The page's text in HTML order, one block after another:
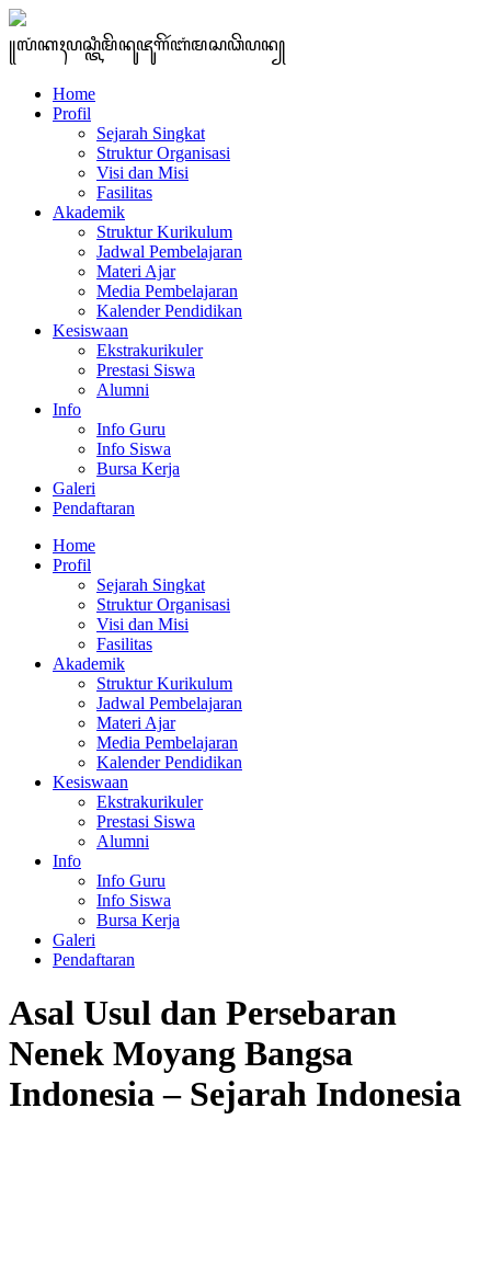
꧋ꦭꦁꦏꦃꦥꦱ꧀ꦠꦶꦩꦼꦤꦸꦗꦸꦒꦼꦂꦧꦁꦩꦱꦣꦼꦥꦤ꧀
Home
Profil
Sejarah Singkat
Struktur Organisasi
Visi dan Misi
Fasilitas
Akademik
Struktur Kurikulum
Jadwal Pembelajaran
Materi Ajar
Media Pembelajaran
Kalender Pendidikan
Kesiswaan
Ekstrakurikuler
Prestasi Siswa
Alumni
Info
Info Guru
Info Siswa
Bursa Kerja
Galeri
Pendaftaran
Home
Profil
Sejarah Singkat
Struktur Organisasi
Visi dan Misi
Fasilitas
Akademik
Struktur Kurikulum
Jadwal Pembelajaran
Materi Ajar
Media Pembelajaran
Kalender Pendidikan
Kesiswaan
Ekstrakurikuler
Prestasi Siswa
Alumni
Info
Info Guru
Info Siswa
Bursa Kerja
Galeri
Pendaftaran
Asal Usul dan Persebaran
Nenek Moyang Bangsa
Indonesia – Sejarah Indonesia